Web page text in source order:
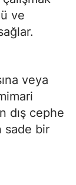
ve
veya
dış cephe
sade bir